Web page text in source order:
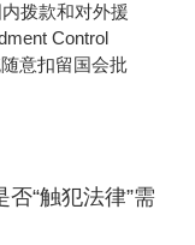
拨款和对外援
Control
意扣留国会批
“触犯法律”需